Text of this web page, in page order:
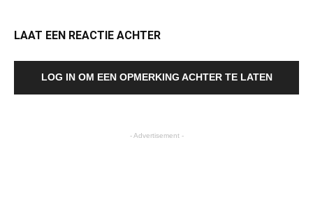
LAAT EEN REACTIE ACHTER
LOG IN OM EEN OPMERKING ACHTER TE LATEN
- Advertisement -